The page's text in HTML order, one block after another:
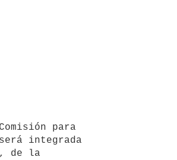
integrada
de la